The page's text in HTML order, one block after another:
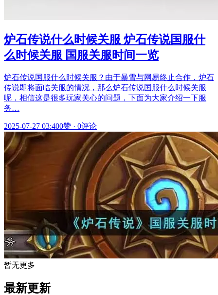
炉石传说什么时候关服 炉石传说国服什
么时候关服 国服关服时间一览
炉石传说国服什么时候关服？由于暴雪与网易终止合作，炉石
传说即将面临关服的情况，那么炉石传说国服什么时候关服
呢，相信这是很多玩家关心的问题，下面为大家介绍一下服
务…
2025-07-27 03:400赞 · 0评论
暂无更多
最新更新